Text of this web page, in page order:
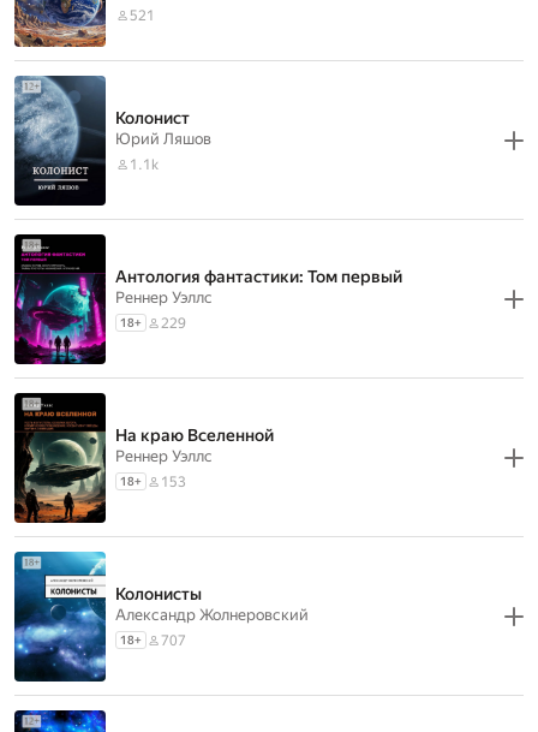
521
Колонист
Юрий Ляшов
1.1k
Антология фантастики: Том первый
Реннер Уэллс
18+ 229
На краю Вселенной
Реннер Уэллс
18+ 153
Колонисты
Александр Жолнеровский
18+ 707